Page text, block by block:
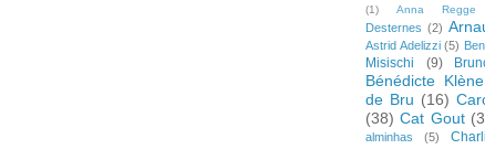
(1)
Anna Regge
Desternes (2)
Astrid Adelizzi (5)
Misischi
(9)
Bénédicte Klène
de Bru (16)
(38) Cat Gout
alminhas
(5)